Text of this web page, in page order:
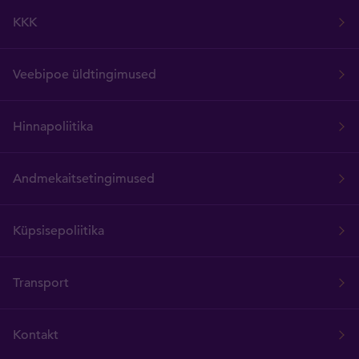
KKK
Veebipoe üldtingimused
Hinnapoliitika
Andmekaitsetingimused
Küpsisepoliitika
Transport
Kontakt